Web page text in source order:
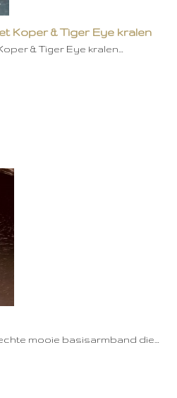
Koper & Tiger Eye kralen
& Tiger Eye kralen…
mooie basisarmband die…